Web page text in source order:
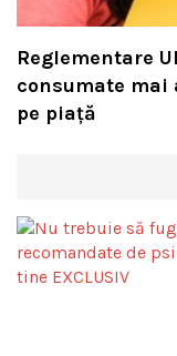
Reglementare
consumate mai
pe piață